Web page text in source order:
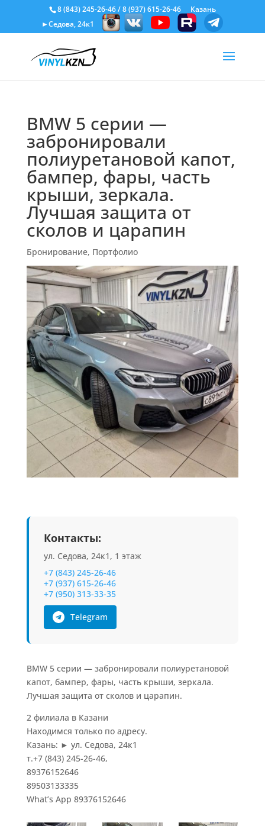
8 (843) 245-26-46/8 (937) 615-26-46
Казань
►Седова, 24к1
BMW 5 серии —
забронировали
полиуретановой капот,
бампер, фары, часть
крыши, зеркала.
Лучшая защита от
сколов и царапин
Бронирование, Портфолио
Контакты:
ул. Седова, 24к1, 1 этаж
+7 (843) 245-26-46
+7 (937) 615-26-46
+7 (950) 313-33-35
Telegram
BMW 5 серии — забронировали полиуретановой
капот, бампер, фары, часть крыши, зеркала.
Лучшая защита от сколов и царапин.
2 филиала в Казани
Находимся только по адресу.
Казань: ► ул. Седова, 24к1
т.+7 (843) 245-26-46,
89376152646
89503133335
What’s App 89376152646